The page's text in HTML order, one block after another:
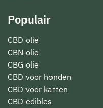
Populair
CBD olie
CBN olie
CBG olie
CBD voor honden
CBD voor katten
CBD edibles